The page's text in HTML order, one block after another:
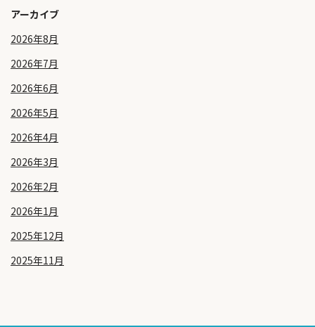
アーカイブ
2026年8月
2026年7月
2026年6月
2026年5月
2026年4月
2026年3月
2026年2月
2026年1月
2025年12月
2025年11月